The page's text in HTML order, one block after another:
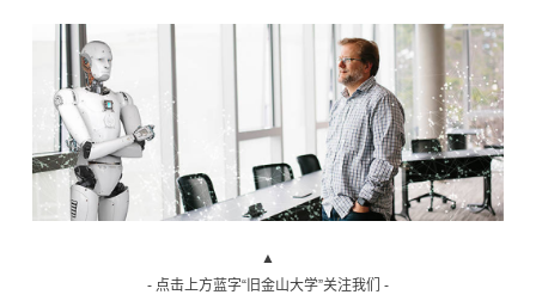
▲
- 点击上方蓝字“旧金山大学”关注我们 -